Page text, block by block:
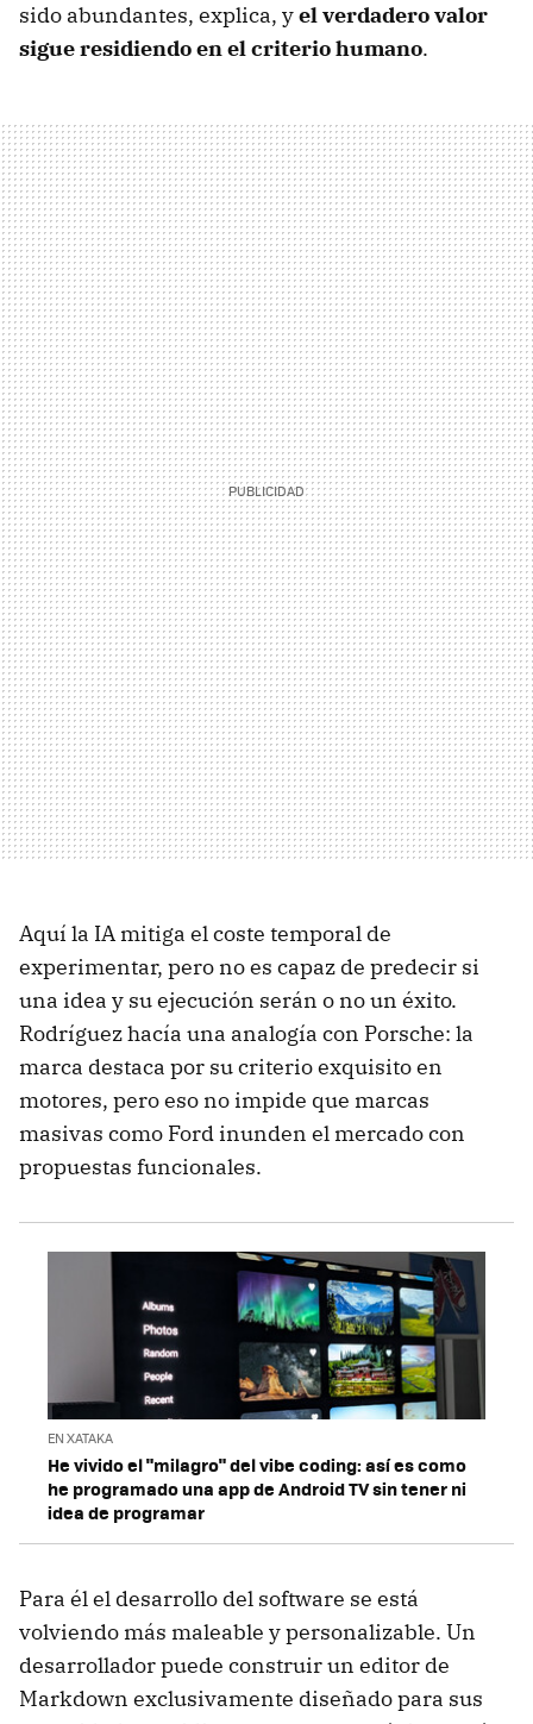
sido abundantes, explica, yel verdadero valor
sigue residiendo en el criterio humano.
Aquí la IA mitiga el coste temporal de
experimentar, pero no es capaz de predecir si
una idea y su ejecución serán o no un éxito.
Rodríguez hacía una analogía con Porsche: la
marca destaca por su criterio exquisito en
motores, pero eso no impide que marcas
masivas como Ford inunden el mercado con
propuestas funcionales.
EN XATAKA
He vivido el "milagro" del vibe coding: así es como
he programado una app de Android TV sin tener ni
idea de programar
Para él el desarrollo del software se está
volviendo más maleable y personalizable. Un
desarrollador puede construir un editor de
Markdown exclusivamente diseñado para sus